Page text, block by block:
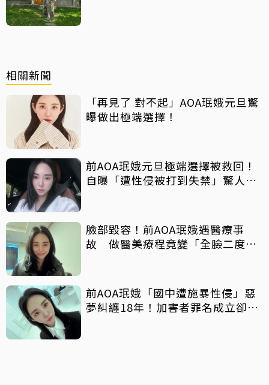
相關新聞
「再見了 對不起」AOA珉娥元旦驚
曝做出極端選擇！
前AOA珉娥元旦極端選擇被救回！
自曝「遭性侵被打到失禁」驚人內
臉部毀容！前AOA珉娥遇醫療事
故 做醫美療程竟變「全臉二度燒
前AOA珉娥「國中遭施暴性侵」惡
夢糾纏18年！加害者罪名成立卻逃